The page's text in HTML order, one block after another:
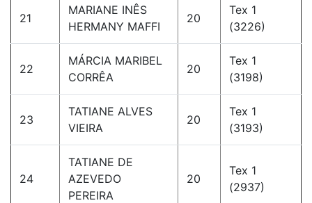
21
MARIANE INÊS
HERMANY MAFFI
20
Tex 1
(3226)
22
MÁRCIA MARIBEL
CORRÊA
20
Tex 1
(3198)
23
TATIANE ALVES
VIEIRA
20
Tex 1
(3193)
24
TATIANE DE
AZEVEDO
PEREIRA
20
Tex 1
(2937)